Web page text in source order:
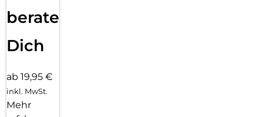
beraten
Dich
ab 19,95 €
inkl. MwSt.
Mehr